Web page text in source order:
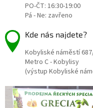
PO-ČT: 16:30-19:00
Pá - Ne: zavřeno
Kde nás najdete?
Kobyliské náměstí
Metro C - Kobylisy
(výstup Kobyliské